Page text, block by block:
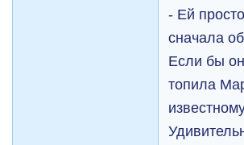
- Ей
сначала
Если бы
топила